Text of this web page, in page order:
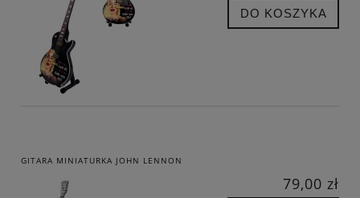
DO KOSZYKA
GITARA MINIATURKA JOHN LENNON
79,00 zł